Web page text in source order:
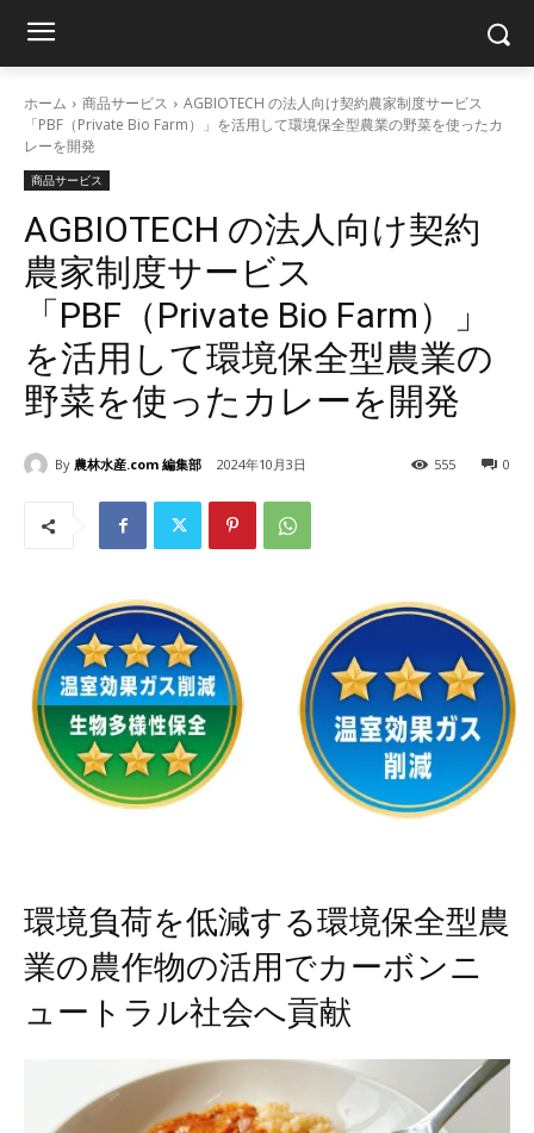
ホーム 商品サービス
AGBIOTECH の法人向け契約農家制度サービス
「PBF（Private Bio Farm）」を活用して環境保全型農業の野菜を使ったカ
レーを開発
商品サービス
AGBIOTECH の法人向け契約
農家制度サービス
「PBF（Private Bio Farm）」
を活用して環境保全型農業の
野菜を使ったカレーを開発
By 農林水産.com 編集部 2024年10月3日 0
555
環境負荷を低減する環境保全型農
業の農作物の活用でカーボンニ
ュートラル社会へ貢献